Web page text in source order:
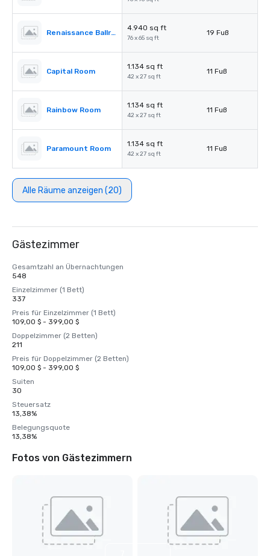
Renaissance Ballroom - Section II & III
4.940 sq ft
76 x 65 sq ft
19 Fuß
Capital Room
1.134 sq ft
42 x 27 sq ft
11 Fuß
Rainbow Room
1.134 sq ft
42 x 27 sq ft
11 Fuß
Paramount Room
1.134 sq ft
42 x 27 sq ft
11 Fuß
Alle Räume anzeigen (20)
Gästezimmer
Gesamtzahl an Übernachtungen
548
Einzelzimmer (1 Bett)
337
Preis für Einzelzimmer (1 Bett)
109,00 $ - 399,00 $
Doppelzimmer (2 Betten)
211
Preis für Doppelzimmer (2 Betten)
109,00 $ - 399,00 $
Suiten
30
Steuersatz
13,38%
Belegungsquote
13,38%
Fotos von Gästezimmern